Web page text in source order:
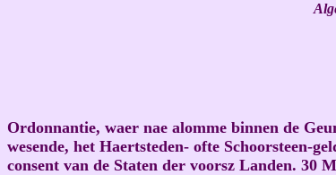
Ordonnantie, waer nae alomme binnen de
wesende, het Haertsteden- ofte Schoorsteen-
consent van de Staten der voorsz Landen. 30